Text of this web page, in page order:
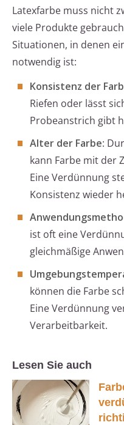
Latexfarbe muss nicht
viele Produkte
Situationen, in denen
notwendig ist:
Konsistenz der
Riefen oder lässt
Probeanstrich gibt
Alter der Farbe:
kann Farbe mit der
Eine Verdünnung
Konsistenz wieder
ist oft eine
gleichmäßige
können die Farbe
Eine Verdünnung
Verarbeitbarkeit.
Lesen Sie auch